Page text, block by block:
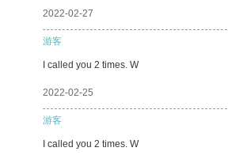
2022-02-27
游客
I called you 2 times. W
2022-02-25
游客
I called you 2 times. W